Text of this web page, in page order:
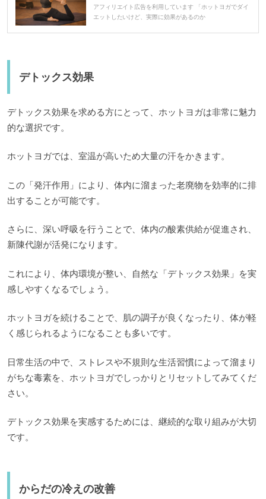
アフィリエイト広告を利用しています 「ホットヨガでダイ
エットしたいけど、実際に効果があるのか
デトックス効果
デトックス効果を求める方にとって、ホットヨガは非常に魅力
的な選択です。
ホットヨガでは、室温が高いため大量の汗をかきます。
この「発汗作用」により、体内に溜まった老廃物を効率的に排
出することが可能です。
さらに、深い呼吸を行うことで、体内の酸素供給が促進され、
新陳代謝が活発になります。
これにより、体内環境が整い、自然な「デトックス効果」を実
感しやすくなるでしょう。
ホットヨガを続けることで、肌の調子が良くなったり、体が軽
く感じられるようになることも多いです。
日常生活の中で、ストレスや不規則な生活習慣によって溜まり
がちな毒素を、ホットヨガでしっかりとリセットしてみてくだ
さい。
デトックス効果を実感するためには、継続的な取り組みが大切
です。
からだの冷えの改善